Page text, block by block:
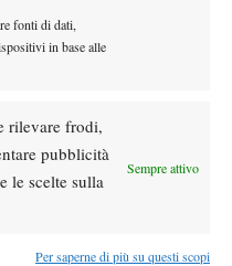
fonti di dati,
in base alle
rilevare frodi,
pubblicità
le scelte sulla
Sempre attivo
Per saperne di più su questi scopi
2026: Darderi
agli ottavi